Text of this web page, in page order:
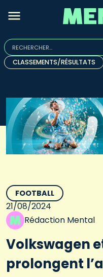
Rechercher :
Quand les résultats de
CLASSEMENTS/RÉSULTATS
FOOTBALL
21/08/2024
Rédaction Mental
Volkswagen
prolongent